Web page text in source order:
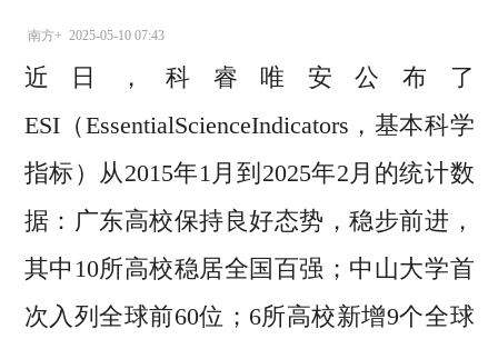
南方+ 2025-05-10 07:43
近日，科睿唯安公布了
ESI（EssentialScienceIndicators，基本科学
指标）从2015年1月到2025年2月的统计数
据：广东高校保持良好态势，稳步前进，
其中10所高校稳居全国百强；中山大学首
次入列全球前60位；6所高校新增9个全球